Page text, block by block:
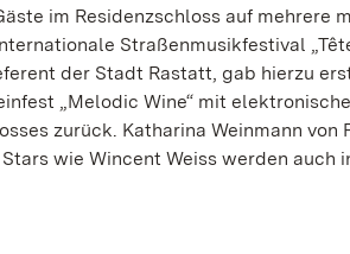
im Residenzschloss auf mehrere
Straßenmusikfestival
der Stadt Rastatt, gab hierzu
„Melodic Wine“ mit
zurück. Katharina Weinmann von
wie Wincent Weiss werden auch